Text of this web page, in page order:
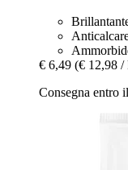
€ 6,49 (€ 12,98 /
Consegna entro